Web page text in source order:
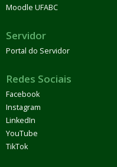
Moodle UFABC
Servidor
Portal do Servidor
Redes Sociais
Facebook
Instagram
LinkedIn
YouTube
TikTok